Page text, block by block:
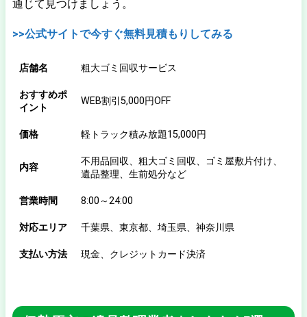
通じて見つけましょう。
>>公式サイトで今すぐ無料見積もりしてみる
店舗名 粗大ゴミ回収サービス
おすすめポ
イント
WEB割引5,000円OFF
価格 軽トラック積み放題15,000円
内容
不用品回収、粗大ゴミ回収、ゴミ屋敷片付け、
遺品整理、生前処分など
営業時間 8:00～24:00
対応エリア 千葉県、東京都、埼玉県、神奈川県
支払い方法 現金、クレジットカード決済